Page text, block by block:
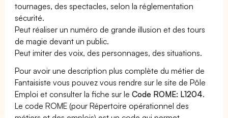
tournages, des spectacles, selon la réglementation
sécurité.
Peut réaliser un numéro de grande illusion et des tours
de magie devant un public.
Peut imiter des voix, des personnages, des situations.
Pour avoir une description plus complète du métier de
Fantaisiste vous pouvez vous rendre sur le site de Pôle
Emploi et consulter la fiche sur leCode ROME: L1204.
Le code ROME (pour Répertoire opérationnel des